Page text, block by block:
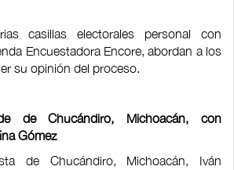
casillas electorales personal con
Encuestadora Encore, abordan a los
su opinión del proceso.
de Chucándiro, Michoacán, con
Gómez
de Chucándiro, Michoacán, Iván